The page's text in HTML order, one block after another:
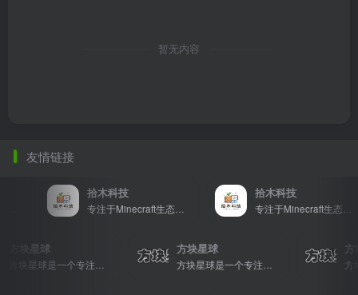
暂无内容
友情链接
拾木科技
专注于Minecraft生态建设
拾木科技
专注于Minecraft生态建设
方块星球
方块星球是一个专注于我的世界的中文论坛，提供丰富的资源分享、玩家交流和创意展示，包括地图、皮肤、数据包等内容，打造Minecraft玩家的专属社区乐园！
方块星球
方块星球是一个专注于我的世界的中文论坛，提供丰富的资源分享、玩家交流和创意展示，包括地图、皮肤、数据包等内容，打造Minecraft玩家的专属社区乐园！